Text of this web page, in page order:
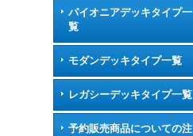
パイオニアデッキタイプ一
覧
モダンデッキタイプ一覧
レガシーデッキタイプ一覧
予約販売商品についての注